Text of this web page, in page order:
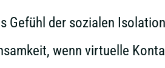
Gefühl der sozialen
wenn virtuelle